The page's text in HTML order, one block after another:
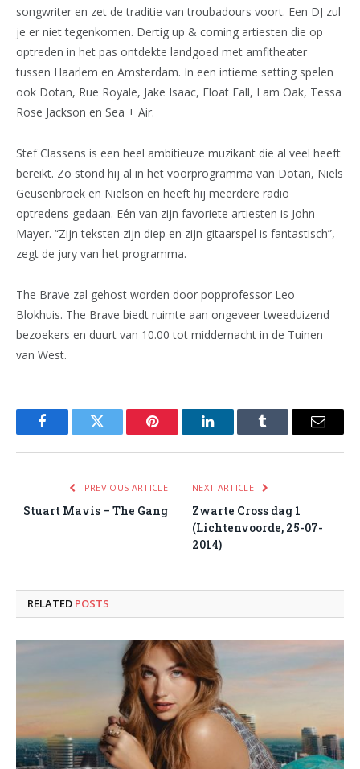
songwriter en zet de traditie van troubadours voort. Een DJ zul
je er niet tegenkomen. Dertig up & coming artiesten die op
optreden in het pas ontdekte landgoed met amfitheater
tussen Haarlem en Amsterdam. In een intieme setting spelen
ook Dotan, Rue Royale, Jake Isaac, Float Fall, I am Oak, Tessa
Rose Jackson en Sea + Air.
Stef Classens is een heel ambitieuze muzikant die al veel heeft
bereikt. Zo stond hij al in het voorprogramma van Dotan, Niels
Geusenbroek en Nielson en heeft hij meerdere radio
optredens gedaan. Eén van zijn favoriete artiesten is John
Mayer. “Zijn teksten zijn diep en zijn gitaarspel is fantastisch”,
zegt de jury van het programma.
The Brave zal gehost worden door popprofessor Leo
Blokhuis. The Brave biedt ruimte aan ongeveer tweeduizend
bezoekers en duurt van 10.00 tot middernacht in de Tuinen
van West.
FacebookTwitter Pinterest LinkedInTumblr Email
PREVIOUS ARTICLE
Stuart Mavis – The Gang
NEXT ARTICLE
Zwarte Cross dag 1
(Lichtenvoorde, 25-07-
2014)
RELATED POSTS